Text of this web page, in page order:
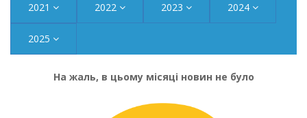
2021 2022 2023 2024
2025
На жаль, в цьому місяці новин не було